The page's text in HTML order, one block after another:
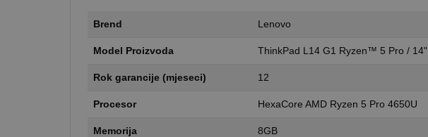
Brend Lenovo
Model Proizvoda ThinkPad L14 G1 Ryzen™ 5 Pro / 14"
Rok garancije (mjeseci) 12
Procesor HexaCore AMD Ryzen 5 Pro 4650U
Memorija 8GB